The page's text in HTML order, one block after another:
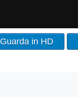
Guarda in HD